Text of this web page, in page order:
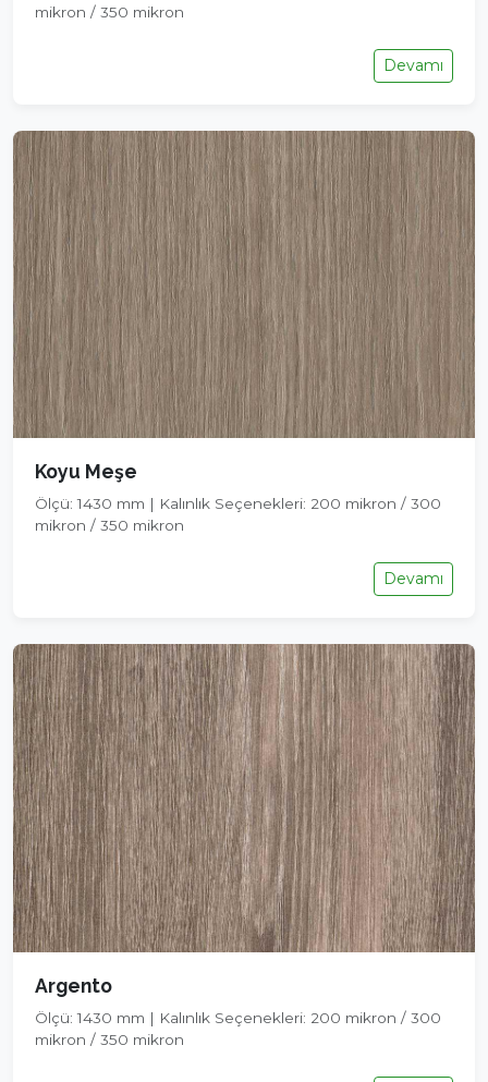
mikron / 350 mikron
Devamı
Koyu Meşe
Ölçü: 1430 mm | Kalınlık Seçenekleri: 200 mikron / 300
mikron / 350 mikron
Devamı
Argento
Ölçü: 1430 mm | Kalınlık Seçenekleri: 200 mikron / 300
mikron / 350 mikron